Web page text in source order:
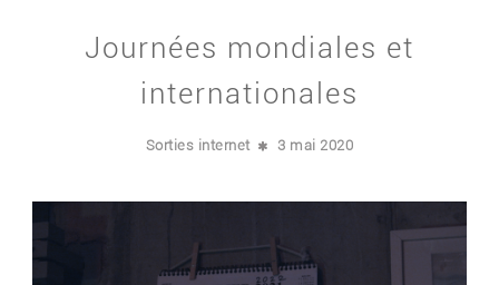
Journées mondiales et
internationales
Sorties internet 3 mai 2020